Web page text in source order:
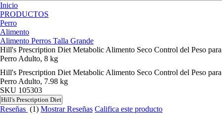
Inicio
PRODUCTOS
Perro
Alimento
Alimento Perros Talla Grande
Hill's Prescription Diet Metabolic Alimento Seco Control del Peso para
Perro Adulto, 8 kg
Hill's Prescription Diet Metabolic Alimento Seco Control del Peso para
Perro Adulto, 7.98 kg
SKU 105303
Hill's Prescription Diet
Reseñas (1) Mostrar Reseñas Califica este producto